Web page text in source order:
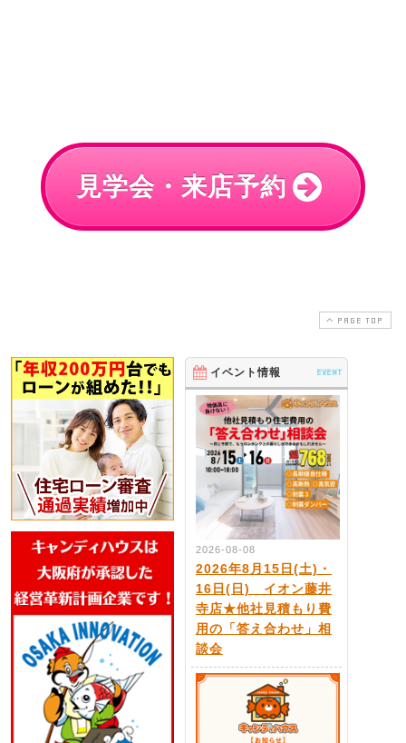
見学会・来店予約
PAGE TOP
イベント情報 EVENT
2026-08-08
2026年8月15日(土)・
16日(日) イオン藤井
寺店★他社見積もり費
用の「答え合わせ」相
談会